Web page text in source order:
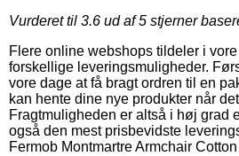
Vurderet til 3.6 ud af 5 stjerner
Flere online webshops tildeler i
forskellige leveringsmuligheder.
vore dage at få bragt ordren til en
kan hente dine nye produkter når
Fragtmuligheden er altså i høj grad
også den mest prisbevidste
Fermob Montmartre Armchair